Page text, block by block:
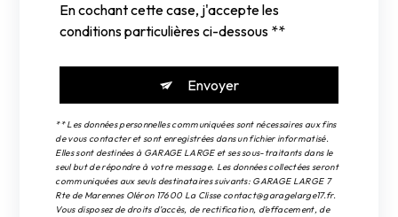
En cochant cette case, j'accepte les
conditions particulières ci-dessous **
Envoyer
** Les données personnelles communiquées sont nécessaires aux fins
de vous contacter et sont enregistrées dans un fichier informatisé.
Elles sont destinées à GARAGE LARGE et ses sous-traitants dans le
seul but de répondre à votre message. Les données collectées seront
communiquées aux seuls destinataires suivants: GARAGE LARGE 7
Rte de Marennes Oléron 17600 La Clisse contact@garagelarge17.fr.
Vous disposez de droits d’accès, de rectification, d’effacement, de